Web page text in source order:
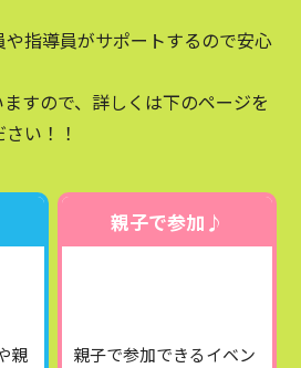
指導員がサポートするので安心
すので、詳しくは下のページを
い！！
親
親子で参加♪
親子で参加できるイベン